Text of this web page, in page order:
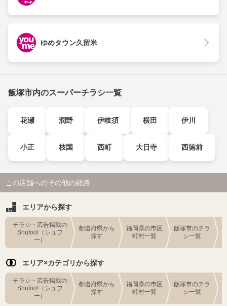
ゆめタウン久留米
飯塚市内のスーパーチラシ一覧
花瀬 潤野 伊岐須 横田 伊川
小正 枝国 西町 大日寺 西徳前
この店舗へのその他の経路
エリアから探す
チラシ・広告掲載の
Shufoo!（シュフ
ー）
都道府県から
探す
福岡県の市区
町村一覧
飯塚市のチラ
シ一覧
エリア×カテゴリから探す
チラシ・広告掲載の
Shufoo!（シュフ
ー）
都道府県から
探す
福岡県の市区
町村一覧
飯塚市のチラ
シ一覧